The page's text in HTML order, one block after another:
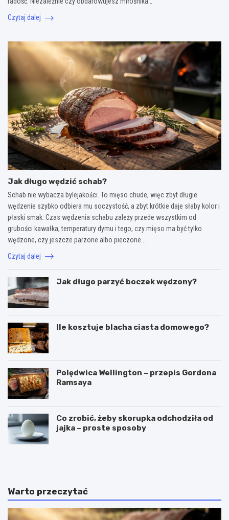
Czytaj dalej
Jak długo wędzić schab?
Schab nie wybacza bylejakości. To mięso chude, więc zbyt długie
wędzenie szybko odbiera mu soczystość, a zbyt krótkie daje słaby kolor i
płaski smak. Czas wędzenia schabu zależy przede wszystkim od
grubości kawałka, temperatury dymu i tego, czy mięso ma być tylko
wędzone, czy jeszcze parzone albo pieczone.…
Czytaj dalej
Jak długo parzyć boczek wędzony?
Ile kosztuje blacha ciasta domowego?
Polędwica Wellington – przepis Gordona
Ramsaya
Co zrobić, żeby skorupka odchodziła od
jajka – proste sposoby
C
l
a
r
P
r
k
i
Warto przeczytać